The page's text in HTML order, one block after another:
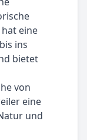
eine
ins
bietet
von
eine
und